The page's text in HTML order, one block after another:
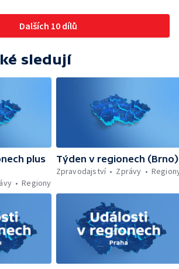
Brněnské týmy v první fotbalové lize —
Chystaná rekonstrukce bývalé věznice —
Nový seriál pro děti
Dalších 10 dílů
sledují
plus
Regiony
Týden v regionech (Brno)
Zpravodajství
Zprávy